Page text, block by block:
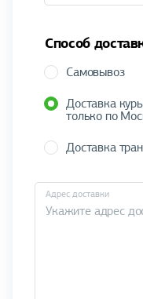
Способ
Самовывоз
Доставка
только по
Доставка
Адрес доставки